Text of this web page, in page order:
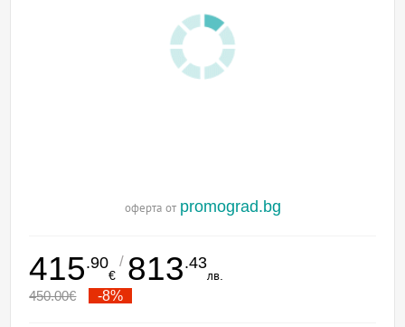
оферта от promograd.bg
415.90
€
/ 813.43
лв.
450.00€ -8%